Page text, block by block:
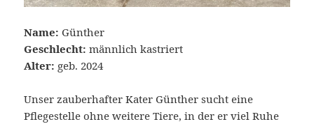
Name: Günther
Geschlecht: männlich kastriert
Alter: geb. 2024
Unser zauberhafter Kater Günther sucht eine
Pflegestelle ohne weitere Tiere, in der er viel Ruhe